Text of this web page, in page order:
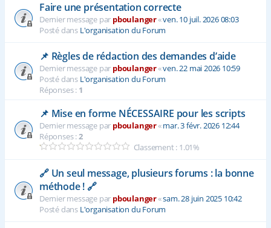
Faire une présentation correcte
Dernier message par pboulanger«ven. 10 juil. 2026 08:03
Posté dans L'organisation du Forum
📌 Règles de rédaction des demandes d’aide
Dernier message par pboulanger«ven. 22 mai 2026 10:59
Posté dans L'organisation du Forum
Réponses : 1
📌 Mise en forme NÉCESSAIRE pour les scripts
Dernier message par pboulanger«mar. 3 févr. 2026 12:44
Réponses :2
Classement : 1.01%
🔗 Un seul message, plusieurs forums : la bonne
méthode ! 🔗
Dernier message par pboulanger«sam. 28 juin 2025 10:42
Posté dans L'organisation du Forum